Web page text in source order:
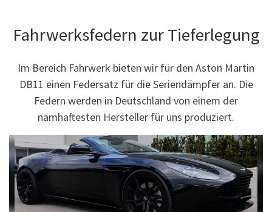
Fahrwerksfedern zur Tieferlegung
Im Bereich Fahrwerk bieten wir für den Aston Martin
DB11 einen Federsatz für die Seriendämpfer an. Die
Federn werden in Deutschland von einem der
namhaftesten Hersteller für uns produziert.